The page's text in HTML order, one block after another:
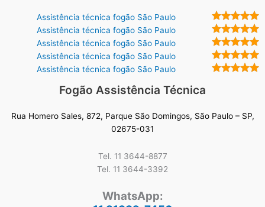
Assistência técnica fogão São Paulo
Assistência técnica fogão São Paulo
Assistência técnica fogão São Paulo
Assistência técnica fogão São Paulo
Assistência técnica fogão São Paulo
Fogão Assistência Técnica
Rua Homero Sales, 872, Parque São Domingos, São Paulo – SP,
02675-031
Tel. 11 3644-8877
Tel. 11 3644-3392
WhatsApp: